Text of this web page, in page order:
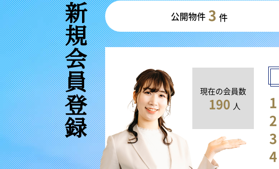
新規会員登録 公開物件 3 件
現在の会員数
190 人